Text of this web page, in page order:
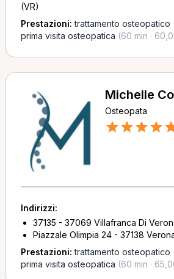
(VR)
Prestazioni:trattamento osteopatico
prima visita osteopatica (60 min ·
Michelle
Osteopata
Indirizzi:
37135 - 37069 Villafranca Di
Piazzale Olimpia 24 - 37138
Prestazioni:trattamento osteopatico
prima visita osteopatica (60 min ·